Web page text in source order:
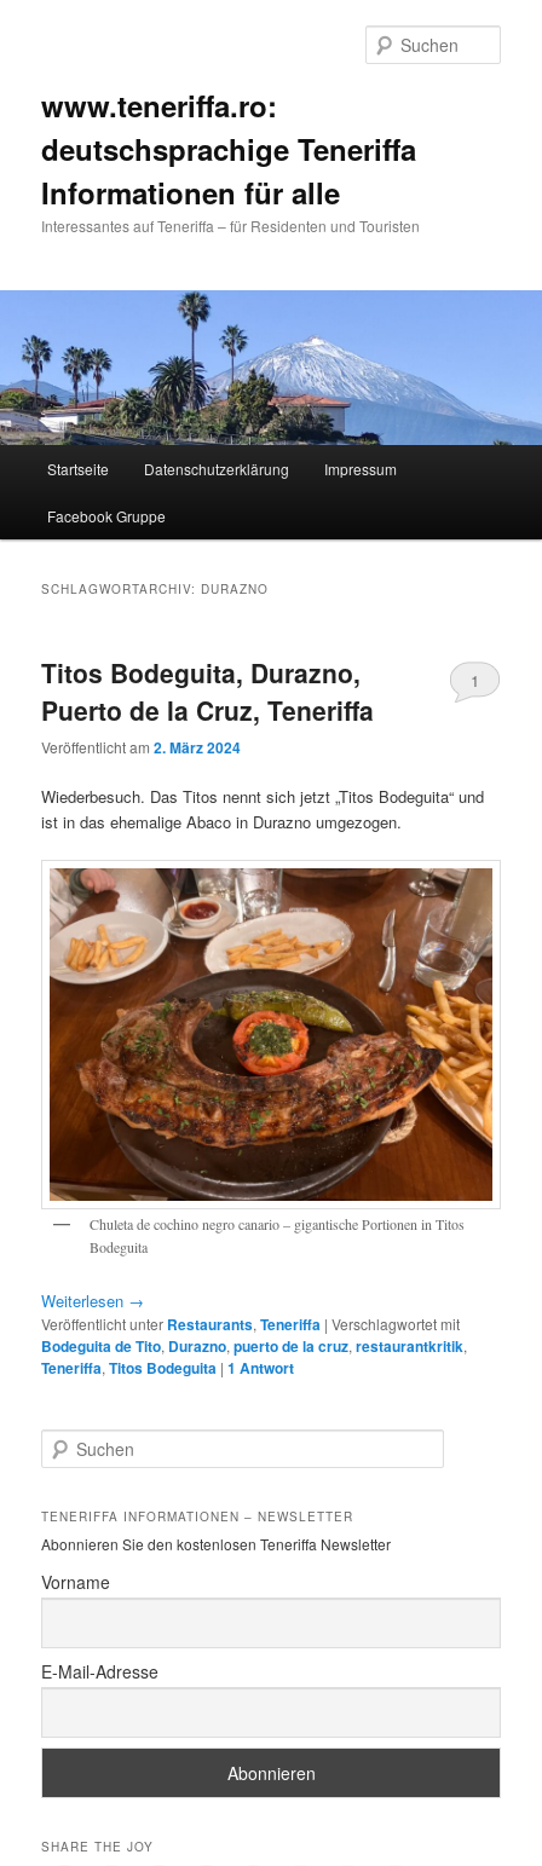
www.teneriffa.ro:
deutschsprachige Teneriffa
Informationen für alle
Interessantes auf Teneriffa – für Residenten und Touristen
Zum
primären
Zum
sekundären
Startseite Datenschutzerklärung Impressum
Facebook Gruppe
SCHLAGWORTARCHIV: DURAZNO
Titos Bodeguita, Durazno,
Puerto de la Cruz, Teneriffa
Veröffentlicht am2. März 2024
1
Wiederbesuch. Das Titos nennt sich jetzt „Titos Bodeguita“ und
ist in das ehemalige Abaco in Durazno umgezogen.
Chuleta de cochino negro canario – gigantische Portionen in Titos
Bodeguita
Weiterlesen →
Veröffentlicht unter Restaurants,Teneriffa |Verschlagwortet mit
Bodeguita de Tito, Durazno,puerto de la cruz,restaurantkritik,
Teneriffa,Titos Bodeguita |1 Antwort
u
h
n
TENERIFFA INFORMATIONEN – NEWSLETTER
Abonnieren Sie den kostenlosen Teneriffa Newsletter
Vorname
E-Mail-Adresse
SHARE THE JOY